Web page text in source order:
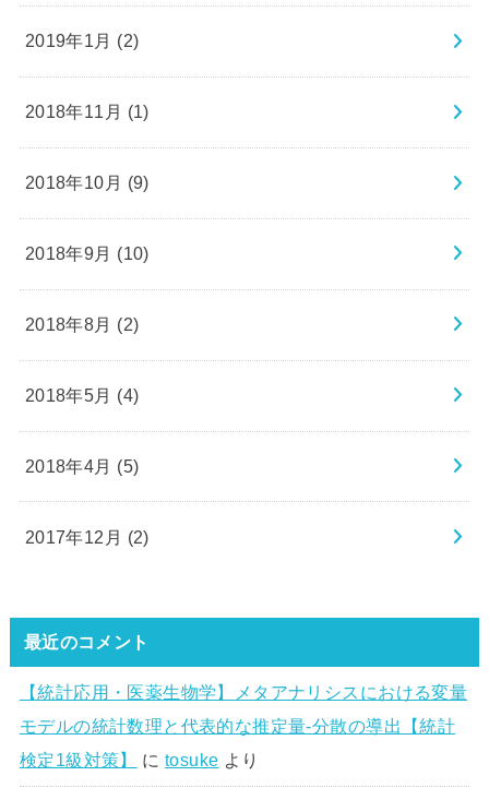
2019年1月 (2)
2018年11月 (1)
2018年10月 (9)
2018年9月 (10)
2018年8月 (2)
2018年5月 (4)
2018年4月 (5)
2017年12月 (2)
最近のコメント
【統計応用・医薬生物学】メタアナリシスにおける変量
モデルの統計数理と代表的な推定量-分散の導出【統計
検定1級対策】
にtosuke より